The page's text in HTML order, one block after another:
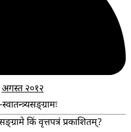
अगस्त २०१२
किं वृत्तपत्रं प्रकाशितम्?